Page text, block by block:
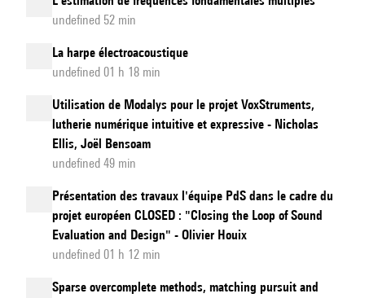
undefined 52 min
La harpe électroacoustique
undefined 01 h 18 min
Utilisation de Modalys pour le projet VoxStruments,
lutherie numérique intuitive et expressive - Nicholas
Ellis, Joël Bensoam
undefined 49 min
Présentation des travaux l'équipe PdS dans le cadre du
projet européen CLOSED : "Closing the Loop of Sound
Evaluation and Design" - Olivier Houix
undefined 01 h 12 min
Sparse overcomplete methods, matching pursuit and